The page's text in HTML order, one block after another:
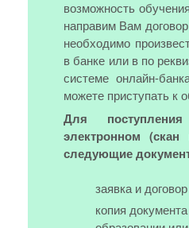
возможность
направим Вам
необходимо
в банке или в по
системе онлайн-
можете приступать к
Для
электронном
следующие
заявка и
копия